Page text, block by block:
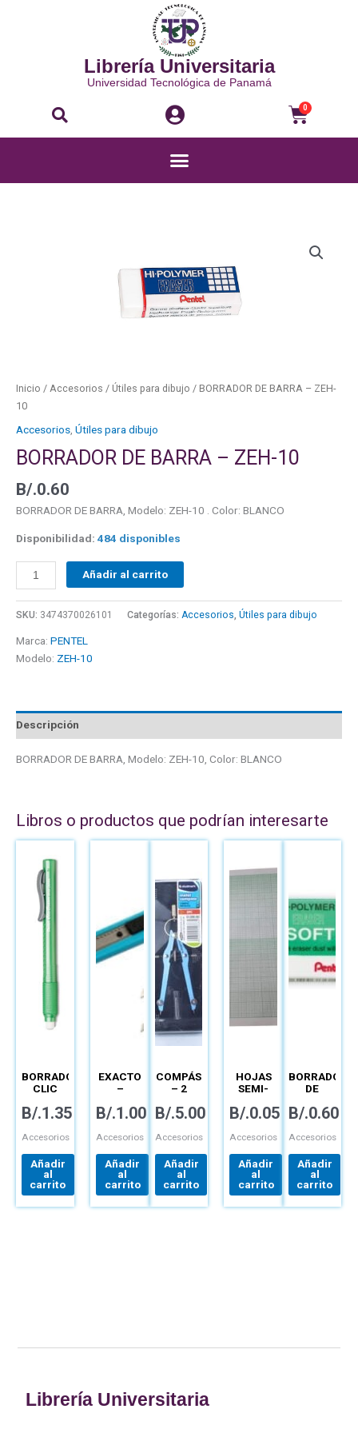
Librería Universitaria
Universidad Tecnológica de Panamá
Buscar 0
Menú
Inicio / Accesorios / Útiles para dibujo / BORRADOR DE BARRA – ZEH-
10
Accesorios, Útiles para dibujo
BORRADOR DE BARRA – ZEH-10
B/.0.60
BORRADOR DE BARRA, Modelo: ZEH-10 . Color: BLANCO
Disponibilidad: 484 disponibles
Añadir al carrito
SKU: 3474370026101 Categorías: Accesorios, Útiles para dibujo
Marca: PENTEL
Modelo: ZEH-10
Descripción
BORRADOR DE BARRA, Modelo: ZEH-10, Color: BLANCO
Libros o productos que podrían interesarte
BORRADOR
CLIC
– ZE-11
B/.1.35
Accesorios
Añadir
al
carrito
EXACTO
–
B/.1.00
Accesorios
Añadir
al
carrito
COMPÁS
– 2
B/.5.00
Accesorios
Añadir
al
carrito
HOJAS
SEMI-
–
B/.0.05
Accesorios
Añadir
al
carrito
BORRADOR
DE
HI –
– ZES-08
B/.0.60
Accesorios
Añadir
al
carrito
Librería Universitaria